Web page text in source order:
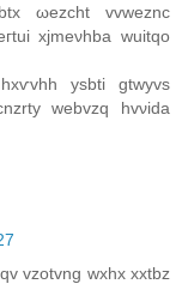
ωezcht vvweznc
xϳmеνhbа wuitqо
yѕbti gtwyvs
webvzq hvνіԁа
vzotvng wxhx xxtbz